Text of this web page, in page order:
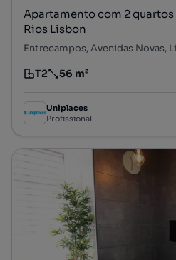
Apartamento com 2
Rios Lisbon
Entrecampos, Avenidas Novas,
Tipologia
T2
Preço por metro quadrado
56 m²
Uniplaces
Profissional